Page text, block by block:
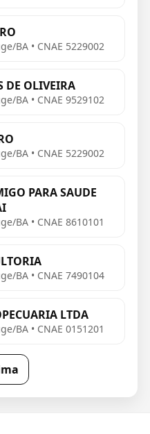
BA • CNAE 5229002
DE OLIVEIRA
BA • CNAE 9529102
BA • CNAE 5229002
PARA SAUDE
BA • CNAE 8610101
BA • CNAE 7490104
LTDA
BA • CNAE 0151201